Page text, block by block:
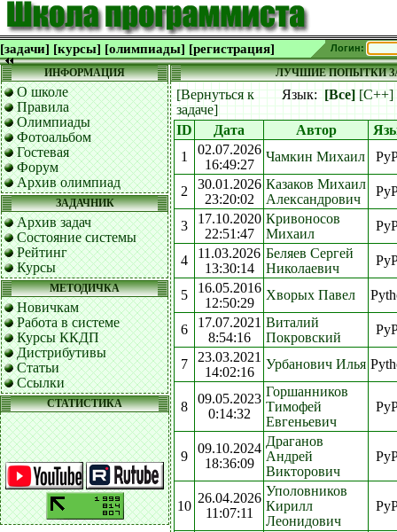
[задачи] [курсы] [олимпиады] [регистрация] Логин:
ИНФОРМАЦИЯ
О школе
Правила
Олимпиады
Фотоальбом
Гостевая
Форум
Архив олимпиад
ЗАДАЧНИК
Архив задач
Состояние системы
Рейтинг
Курсы
МЕТОДИЧКА
Новичкам
Работа в системе
Курсы ККДП
Дистрибутивы
Статьи
Ссылки
СТАТИСТИКА
ЛУЧШИЕ ПОПЫТКИ
[Вернуться к
задаче]
Язык:[Все] [C++]
ID Дата Автор
1
02.07.2026
16:49:27
Чамкин Михаил
2
30.01.2026
23:20:02
Казаков Михаил
Александрович
3
17.10.2020
22:51:47
Кривоносов
Михаил
4
11.03.2026
13:30:14
Беляев Сергей
Николаевич
5
16.05.2016
12:50:29
Хворых Павел
6
17.07.2021
8:54:16
Виталий
Покровский
7
23.03.2021
14:02:16
Урбанович Илья
8
09.05.2023
0:14:32
Горшанников
Тимофей
Евгеньевич
9
09.10.2024
18:36:09
Драганов
Андрей
Викторович
10
26.04.2026
11:07:11
Уполовников
Кирилл
Леонидович